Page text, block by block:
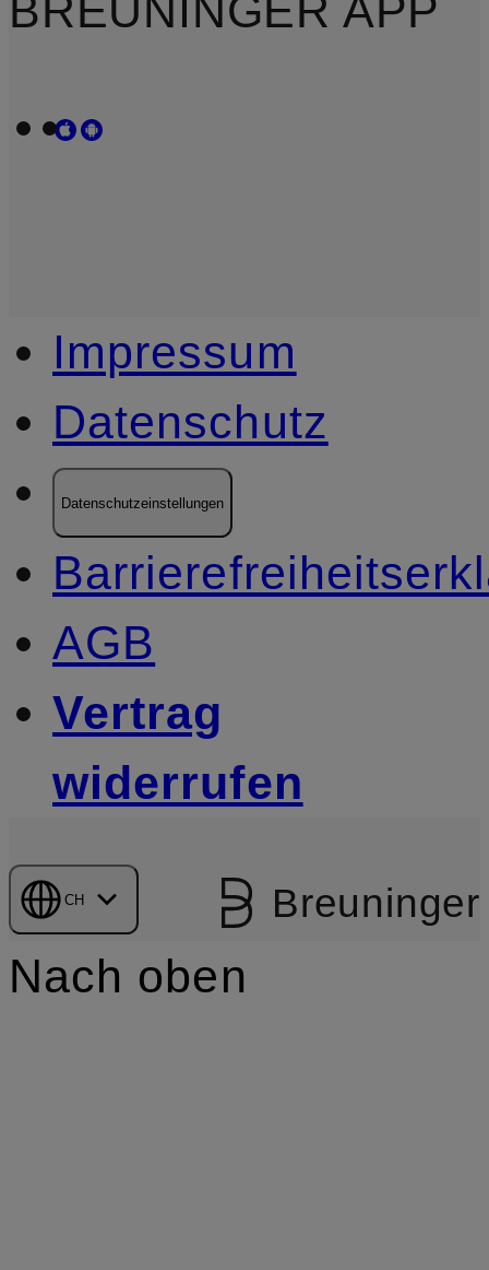
Impressum
Datenschutz
Datenschutzeinstellungen
AGB
Vertrag
widerrufen
CH Breuninger
Nach oben